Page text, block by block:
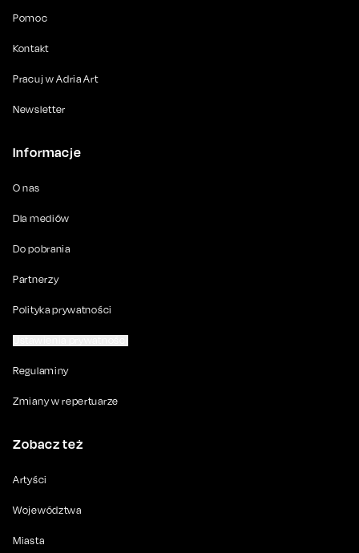
Pomoc
Kontakt
Pracuj w Adria Art
Newsletter
Informacje
O nas
Dla mediów
Do pobrania
Partnerzy
Polityka prywatności
Regulaminy
Zmiany w repertuarze
Zobacz też
Artyści
Województwa
Miasta